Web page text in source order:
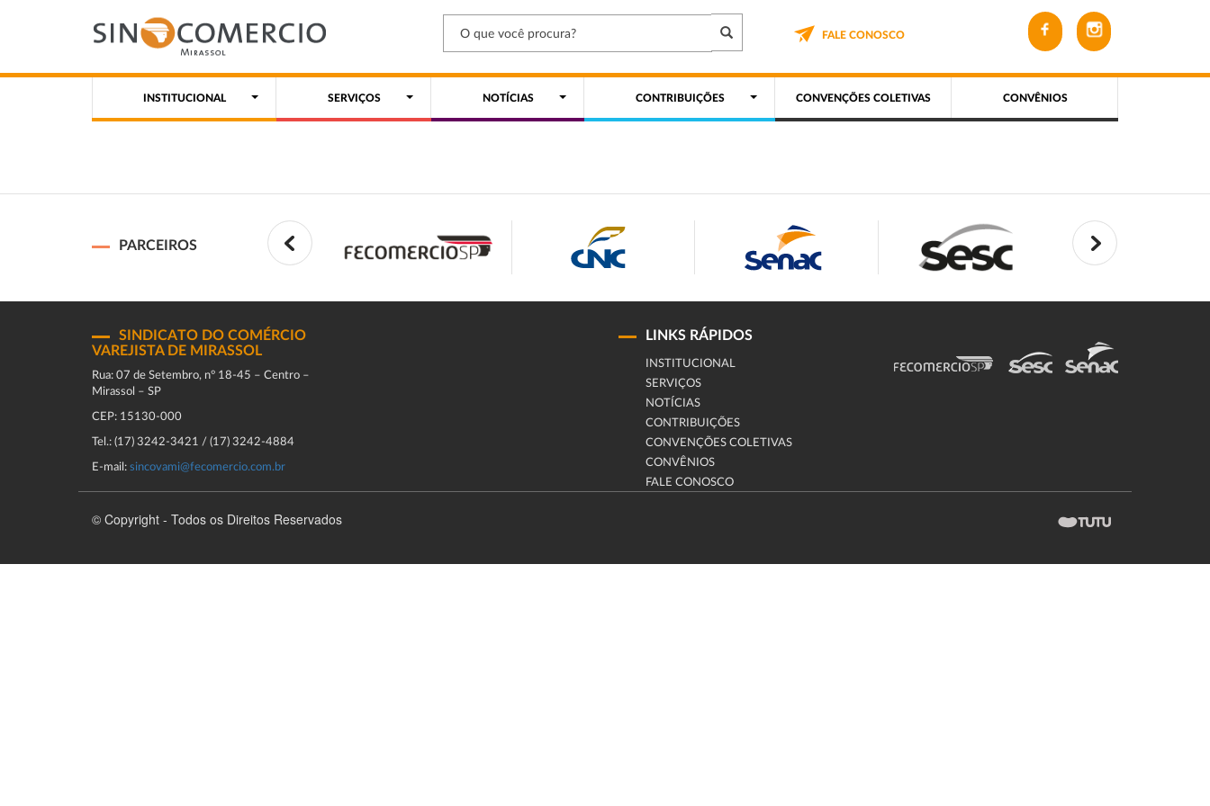
FALE CONOSCO
INSTITUCIONAL SERVIÇOS NOTÍCIAS CONTRIBUIÇÕES CONVENÇÕES COLETIVAS CONVÊNIOS
PARCEIROS
SINDICATO DO COMÉRCIO
VAREJISTA DE MIRASSOL
Rua: 07 de Setembro, n° 18-45 – Centro –
Mirassol – SP
CEP: 15130-000
Tel.: (17) 3242-3421 / (17) 3242-4884
E-mail: sincovami@fecomercio.com.br
LINKS RÁPIDOS
INSTITUCIONAL
SERVIÇOS
NOTÍCIAS
CONTRIBUIÇÕES
CONVENÇÕES COLETIVAS
CONVÊNIOS
FALE CONOSCO
© Copyright - Todos os Direitos Reservados